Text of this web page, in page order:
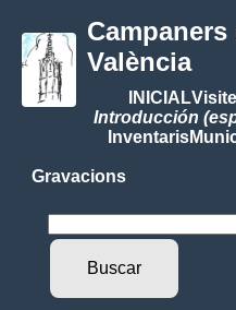
València
INICIAL
Introducción
Inventaris
Gravacions